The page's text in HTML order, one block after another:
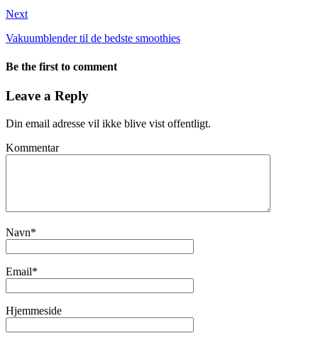
Next
Vakuumblender til de bedste smoothies
Be the first to comment
Leave a Reply
Din email adresse vil ikke blive vist offentligt.
Kommentar
Navn*
Email*
Hjemmeside